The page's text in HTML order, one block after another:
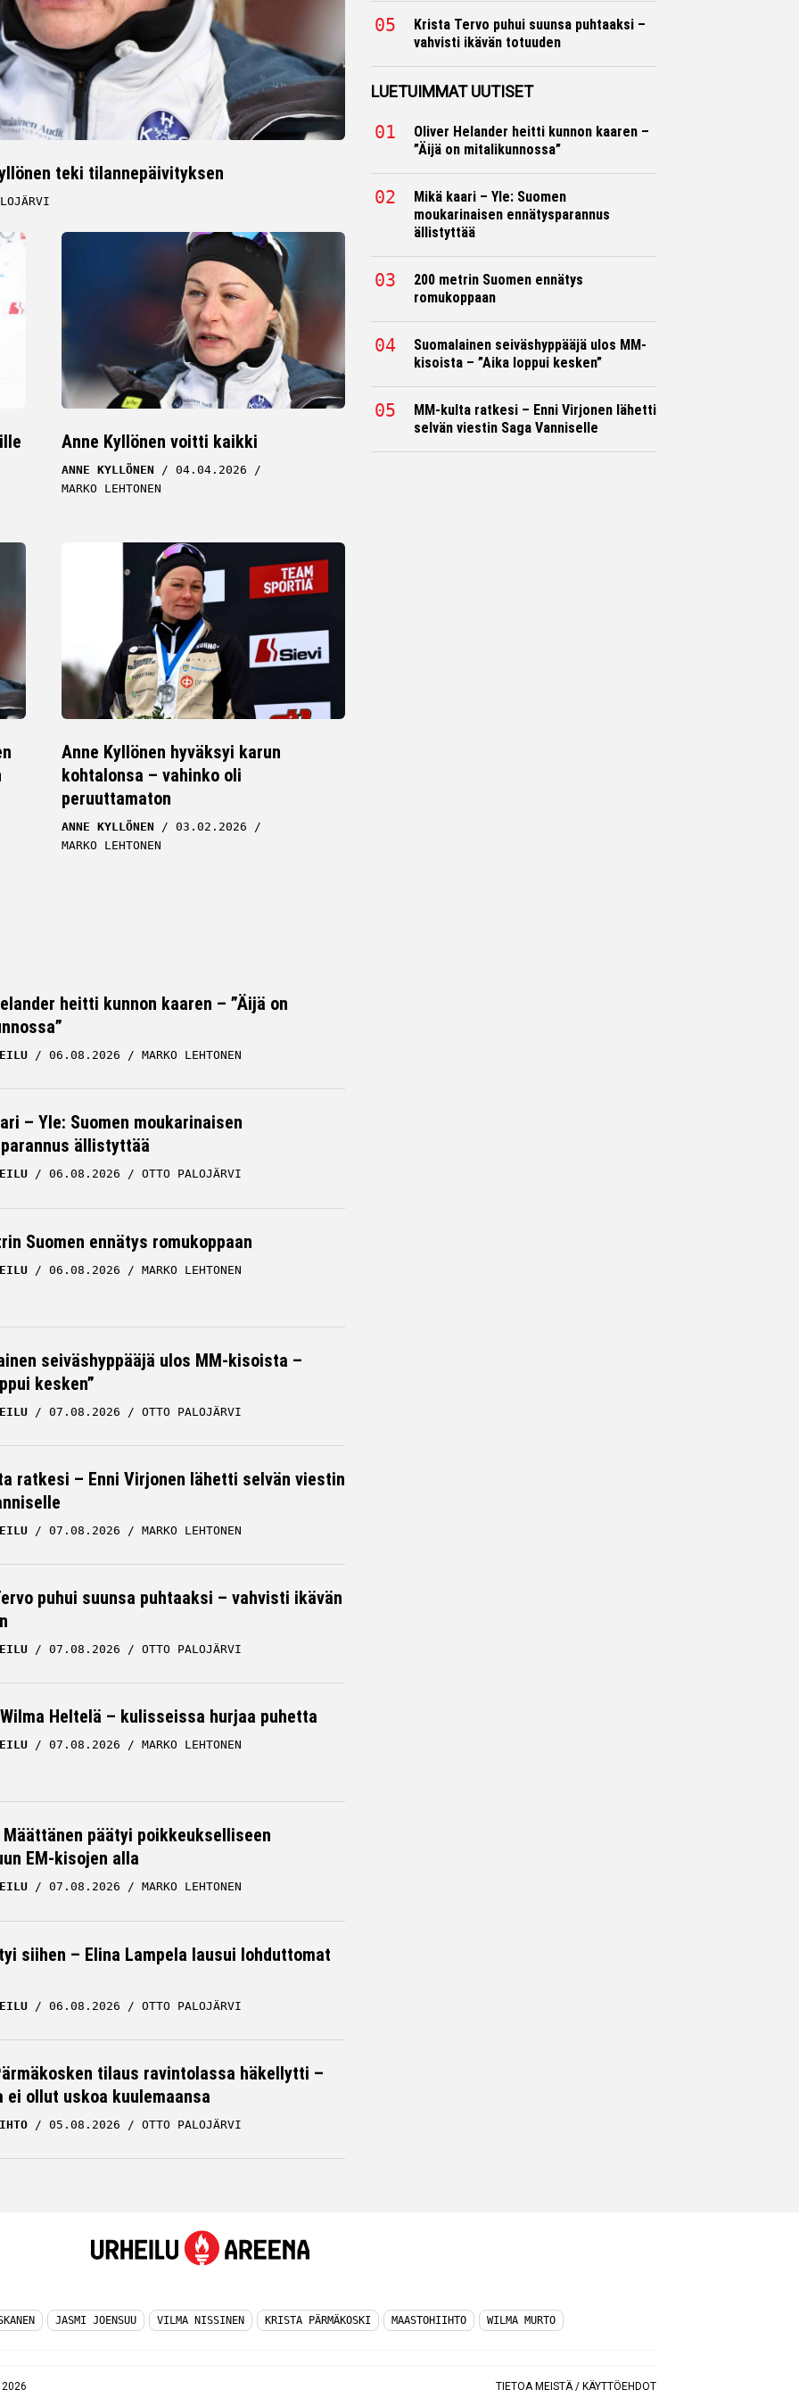
teki tilannepäivityksen
Anne Kyllönen voitti kaikki
ANNE KYLLÖNEN
04.04.2026
MARKO LEHTONEN
Anne Kyllönen hyväksyi karun
kohtalonsa – vahinko oli
peruuttamaton
ANNE KYLLÖNEN
03.02.2026
MARKO LEHTONEN
tien kuultiin säälimättömät sanat
ANNE KYLLÖNEN
MARKO LEHTONEN
Anne Kyllönen haukkui Iltalehden
ANNE KYLLÖNEN
12.01.2026
heitti kunnon kaaren – ”Äijä on
06.08.2026 MARKO LEHTONEN
– Yle: Suomen moukarinaisen
ällistyttää
06.08.2026 OTTO PALOJÄRVI
Suomen ennätys romukoppaan
06.08.2026 MARKO LEHTONEN
seiväshyppääjä ulos MM-kisoista –
kesken”
07.08.2026 OTTO PALOJÄRVI
ratkesi – Enni Virjonen lähetti selvän viestin
07.08.2026 MARKO LEHTONEN
puhui suunsa puhtaaksi – vahvisti ikävän
07.08.2026 OTTO PALOJÄRVI
Heltelä – kulisseissa hurjaa puhetta
07.08.2026 MARKO LEHTONEN
Määttänen päätyi poikkeukselliseen
EM-kisojen alla
07.08.2026 MARKO LEHTONEN
siihen – Elina Lampela lausui lohduttomat
06.08.2026 OTTO PALOJÄRVI
tilaus ravintolassa häkellytti –
ei ollut uskoa kuulemaansa
05.08.2026 OTTO PALOJÄRVI
Krista Tervo puhui suunsa puhtaaksi –
vahvisti ikävän totuuden
LUETUIMMAT UUTISET
Oliver Helander heitti kunnon kaaren –
”Äijä on mitalikunnossa”
Mikä kaari – Yle: Suomen
moukarinaisen ennätysparannus
ällistyttää
200 metrin Suomen ennätys
romukoppaan
Suomalainen seiväshyppääjä ulos MM-
kisoista – ”Aika loppui kesken”
MM-kulta ratkesi – Enni Virjonen lähetti
selvän viestin Saga Vanniselle
JASMI JOENSUU VILMA NISSINEN KRISTA PÄRMÄKOSKI MAASTOHIIHTO WILMA MURTO
TIETOA MEISTÄ/ KÄYTTÖEHDOT